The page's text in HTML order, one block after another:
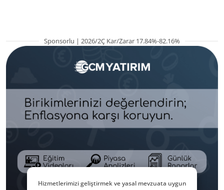
Sponsorlu | 2026/2Ç Kar/Zarar 17.84%-82.16%
Hizmetlerimizi geliştirmek ve yasal mevzuata uygun